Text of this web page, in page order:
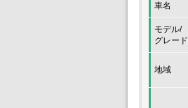
車名
モデル/
グレード
地域